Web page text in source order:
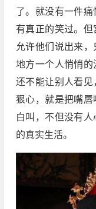
了。就没有一件
有真正的笑过。
允许他们说出来
地方一个人悄悄的
还不能让别人看
狠心，就是把嘴
白叫，不但没有
的真实生活。